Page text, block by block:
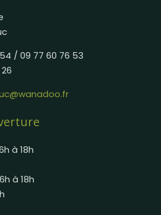
/ 09 77 60 76 53
à 18h
à 18h